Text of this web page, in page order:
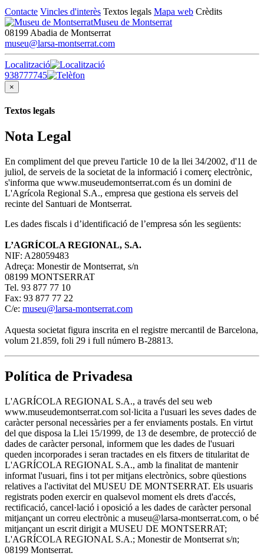
Contacte Vincles d'interès Textos legals Mapa web Crèdits
Museu de Montserrat
08199 Abadia de Montserrat
museu@larsa-montserrat.com
Localització
938777745
×
Textos legals
Nota Legal
En compliment del que preveu l'article 10 de la llei 34/2002, d'11 de
juliol, de serveis de la societat de la informació i comerç electrònic,
s'informa que www.museudemontserrat.com és un domini de
L'Agrícola Regional S.A., empresa que gestiona els serveis del
recinte del Santuari de Montserrat.
Les dades fiscals i d’identificació de l’empresa són les següents:
L’AGRÍCOLA REGIONAL, S.A.
NIF: A28059483
Adreça: Monestir de Montserrat, s/n
08199 MONTSERRAT
Tel. 93 877 77 10
Fax: 93 877 77 22
C/e: museu@larsa-montserrat.com
Aquesta societat figura inscrita en el registre mercantil de Barcelona,
volum 21.859, foli 29 i full número B-28813.
Política de Privadesa
L'AGRÍCOLA REGIONAL S.A., a través del seu web
www.museudemontserrat.com sol·licita a l'usuari les seves dades de
caràcter personal necessàries per a fer enviaments postals. En virtut
del que disposa la Llei 15/1999, de 13 de desembre, de protecció de
dades de caràcter personal, informem que les dades de l'usuari
queden incorporades i seran tractades en els fitxers de titularitat de
L'AGRÍCOLA REGIONAL S.A., amb la finalitat de mantenir
informat l'usuari, fins i tot per mitjans electrònics, sobre qüestions
relatives a l'activitat del MUSEU DE MONTSERRAT. Els usuaris
registrats poden exercir en qualsevol moment els drets d'accés,
rectificació, cancel·lació i oposició a les dades de caràcter personal
mitjançant un correu electrònic a museu@larsa-montserrat.com, o bé
mitjançant un escrit dirigit a MUSEU DE MONTSERRAT;
L'AGRÍCOLA REGIONAL S.A.; Monestir de Montserrat s/n;
08199 Montserrat.